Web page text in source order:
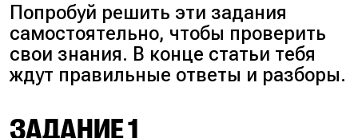
Попробуй решить эти задания
самостоятельно, чтобы проверить
свои знания. В конце статьи тебя
ждут правильные ответы и разборы.
ЗАДАНИЕ 1